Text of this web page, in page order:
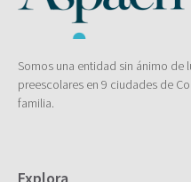
Somos una entidad sin ánimo de
preescolares en 9 ciudades de
familia.
Explora